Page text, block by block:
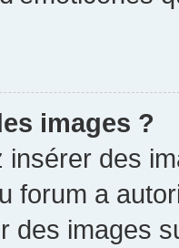
images ?
insérer des
forum a
des images